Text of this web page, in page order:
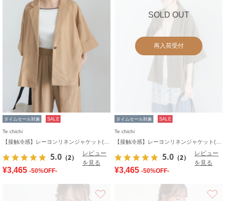
タイムセール対象 SALE
Te chichi
5.0 （2）
レビュー
を見る
¥3,465 -50%OFF-
SOLD OUT
再入荷受付
タイムセール対象 SALE
Te chichi
5.0 （2）
レビュー
を見る
¥3,465 -50%OFF-